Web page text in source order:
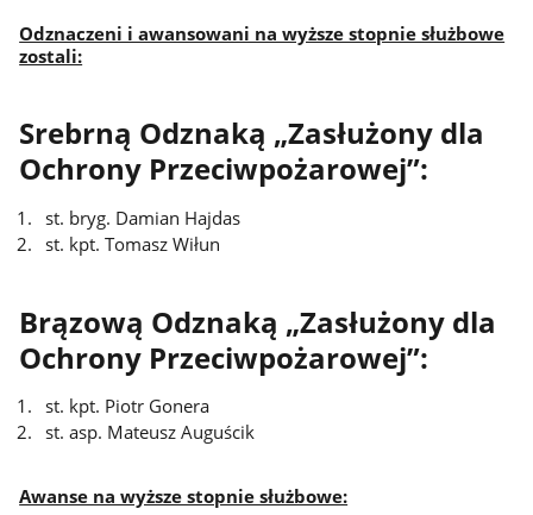
Odznaczeni i awansowani na wyższe stopnie służbowe
zostali:
Srebrną Odznaką „Zasłużony dla
Ochrony Przeciwpożarowej”:
st. bryg. Damian Hajdas
st. kpt. Tomasz Wiłun
Brązową Odznaką „Zasłużony dla
Ochrony Przeciwpożarowej”:
st. kpt. Piotr Gonera
st. asp. Mateusz Auguścik
Awanse na wyższe stopnie służbowe: